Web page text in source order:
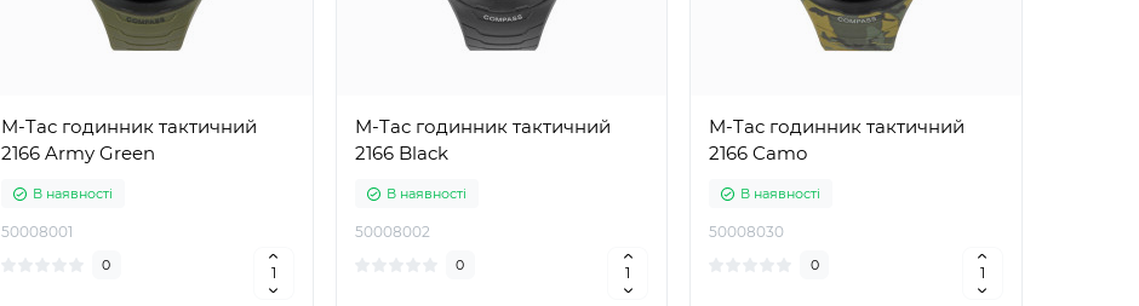
M-Tac годинник тактичний
2166 Army Green
В наявності
50008001
0
M-Tac годинник тактичний
2166 Black
В наявності
50008002
0
M-Tac годинник тактичний
2166 Camo
В наявності
50008030
0